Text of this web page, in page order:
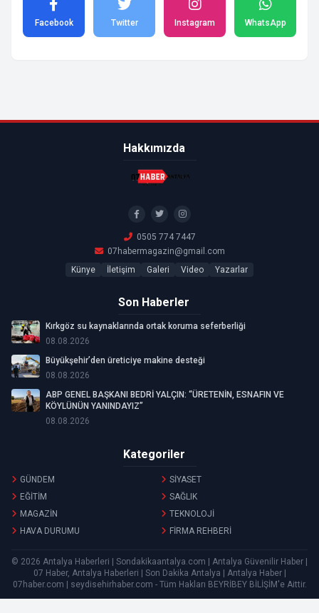
Facebook Twitter Instagram WhatsApp
Hakkımızda
0505 774 7447
07habermagazin@gmail.com
Künye
İletişim Galeri Video Yazarlar
Son Haberler
Kırkgöz su kaynaklarında ortak koruma seferberliği
08.08.2026
Büyükşehir’den üreticiye makine desteği
08.08.2026
ABP GENEL BAŞKANI BEDRİ YALÇIN: “ÜRETENİN, ESNAFIN VE
KÖYLÜNÜN YANINDAYIZ”
08.08.2026
Kategoriler
GÜNDEM
SİYASET
EĞİTİM
SAĞLIK
MAGAZİN
TEKNOLOJİ
HAVA DURUMU
FİRMA REHBERİ
© 2026 Antalya Haberleri | Sondakikaantalya.com | Antalya Güvenilir Haber |
07 Haber, Antalya Haberleri | Son Dakika Antalya | Antalya Haber |
07haber.com | seydisehirhaber.com - Tüm Hakları BEYRİBEY BİLİŞİM 'e Aittir.